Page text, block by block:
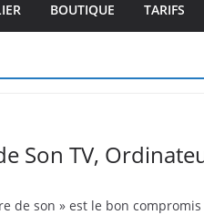
BOUTIQUE TARIFS
Son TV,
de son » est le bon